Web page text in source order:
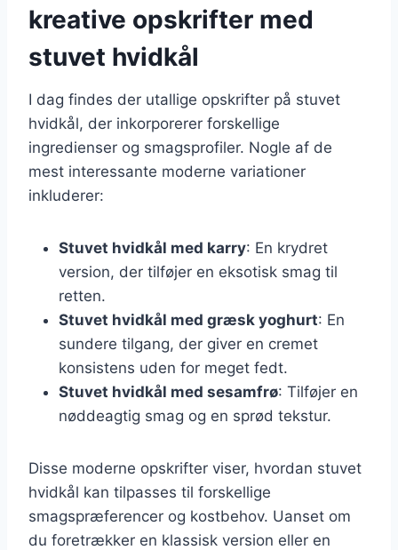
kreative opskrifter med
stuvet hvidkål
I dag findes der utallige opskrifter på stuvet
hvidkål, der inkorporerer forskellige
ingredienser og smagsprofiler. Nogle af de
mest interessante moderne variationer
inkluderer:
Stuvet hvidkål med karry: En krydret
version, der tilføjer en eksotisk smag til
retten.
Stuvet hvidkål med græsk yoghurt: En
sundere tilgang, der giver en cremet
konsistens uden for meget fedt.
Stuvet hvidkål med sesamfrø: Tilføjer en
nøddeagtig smag og en sprød tekstur.
Disse moderne opskrifter viser, hvordan stuvet
hvidkål kan tilpasses til forskellige
smagspræferencer og kostbehov. Uanset om
du foretrækker en klassisk version eller en